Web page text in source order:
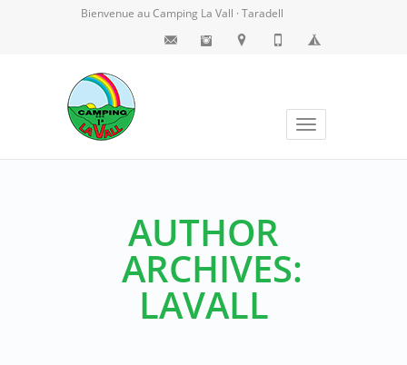
Bienvenue au Camping La Vall · Taradell
Toggle
navigation
AUTHOR
ARCHIVES:
LAVALL